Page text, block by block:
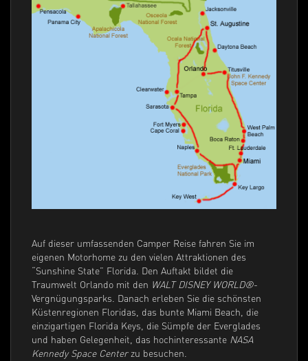
Auf dieser umfassenden Camper Reise fahren Sie im
eigenen Motorhome zu den vielen Attraktionen des
“Sunshine State” Florida. Den Auftakt bildet die
Traumwelt Orlando mit den WALT DISNEY WORLD®-
Vergnügungsparks. Danach erleben Sie die schönsten
Küstenregionen Floridas, das bunte Miami Beach, die
einzigartigen Florida Keys, die Sümpfe der Everglades
und haben Gelegenheit, das hochinteressante NASA
Kennedy Space Centerzu besuchen.